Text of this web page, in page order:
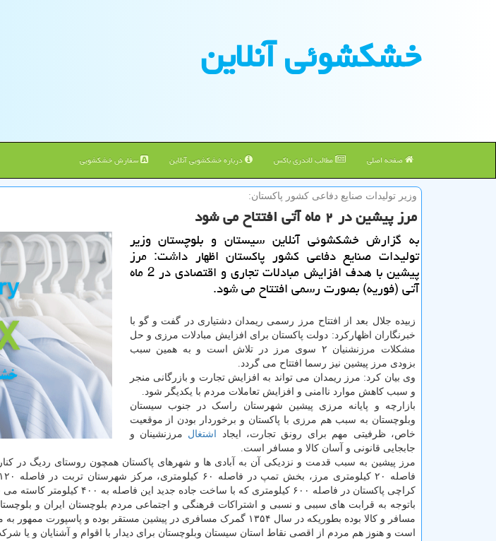
خشكشوئی آنلاین
صفحه اصلی مطالب لاندری باکس درباره خشکشویی آنلاین سفارش خشکشویی
وزیر تولیدات صنایع دفاعی كشور پاكستان:
مرز پیشین در ۲ ماه آتی افتتاح می شود
به گزارش خشکشوئی آنلاین سیستان و بلوچستان وزیر
تولیدات صنایع دفاعی کشور پاکستان اظهار داشت: مرز
پیشین با هدف افزایش مبادلات تجاری و اقتصادی در 2 ماه
آتی (فوریه) بصورت رسمی افتتاح می شود.
زبیده جلال بعد از افتتاح مرز رسمی ریمدان دشتیاری در گفت و گو با
خبرنگاران اظهارکرد: دولت پاکستان برای افزایش مبادلات مرزی و حل
مشکلات مرزنشنیان ۲ سوی مرز در تلاش است و به همین سبب
بزودی مرز پیشین نیز رسما افتتاح می گردد.
وی بیان کرد: مرز ریمدان می تواند به افزایش تجارت و بازرگانی منجر
و سبب کاهش موارد ناامنی و افزایش تعاملات مردم با یکدیگر شود.
بازارچه و پایانه مرزی پیشین شهرستان راسک در جنوب سیستان
وبلوچستان به سبب هم مرزی با پاکستان و برخوردار بودن از موقعیت
خاص، ظرفیتی مهم برای رونق تجارت، ایجاد
اشتغال مرزنشینان و
جابجایی قانونی و آسان کالا و مسافر است.
مرز پیشین به سبب قدمت و نزدیکی آن به آبادی ها و شهرهای پاکستان همچون روستای ردیگ در
کراچی پاکستان در فاصله ۶۰۰ کیلومتری که با ساخت جاده جدید این فاصله به ۴۰۰ کیلومتر کاسته می شود، از اهمیت ویژه ای برخوردارست.
باتوجه به قرابت های سببی و نسبی و اشتراکات فرهنگی و اجتماعی مردم بلوچستان ایران و
مسافر و کالا بوده بطوریکه در سال ۱۳۵۴ گمرک مسافری در پیشین مستقر بوده و
است و هنوز هم مردم از اقصی نقاط استان سیستان وبلوچستان برای دیدار با اقوام و آشنایان و